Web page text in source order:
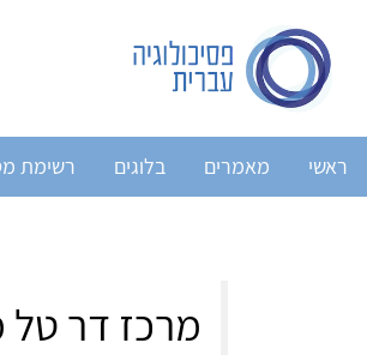
ראשי מאמרים בלוגים רשימת
מרכז דר טל